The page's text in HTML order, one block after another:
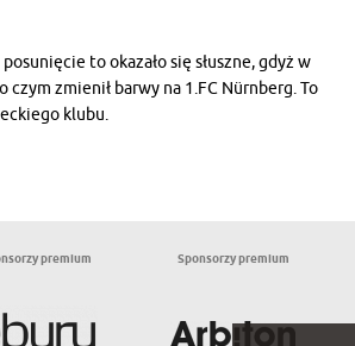
to okazało się słuszne, gdyż w
czym zmienił barwy na 1.FC Nürnberg. To
klubu.
premium Sponsorzy premium